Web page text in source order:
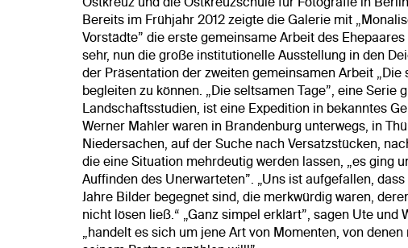
Bereits im Frühjahr 2012 zeigte die Galerie mit
Vorstädte” die erste gemeinsame Arbeit des
sehr, nun die große institutionelle Ausstellung in den
der Präsentation der zweiten gemeinsamen Arbeit „Die
begleiten zu können. „Die seltsamen Tage”, eine Serie
Landschaftsstudien, ist eine Expedition in bekanntes
Werner Mahler waren in Brandenburg unterwegs, in
Niedersachen, auf der Suche nach Versatzstücken,
die eine Situation mehrdeutig werden lassen, „es ging
Auffinden des Unerwarteten”. „Uns ist aufgefallen,
Jahre Bilder begegnet sind, die merkwürdig waren,
nicht lösen ließ.“ „Ganz simpel erklärt”, sagen Ute und
„handelt es sich um jene Art von Momenten, von